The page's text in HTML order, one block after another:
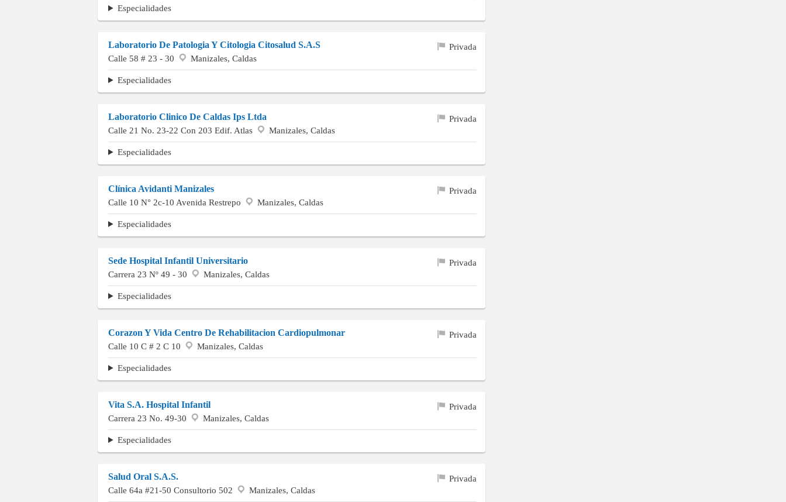
Especialidades
Laboratorio De Patologia Y Citologia Citosalud S.A.S
Privada
Calle 58 # 23 - 30
Manizales, Caldas
Especialidades
Laboratorio Clinico De Caldas Ips Ltda
Privada
Calle 21 No. 23-22 Con 203 Edif. Atlas
Manizales, Caldas
Especialidades
Clínica Avidanti Manizales
Privada
Calle 10 N° 2c-10 Avenida Restrepo
Manizales, Caldas
Especialidades
Sede Hospital Infantil Universitario
Privada
Carrera 23 Nº 49 - 30
Manizales, Caldas
Especialidades
Corazon Y Vida Centro De Rehabilitacion Cardiopulmonar
Privada
Calle 10 C # 2 C 10
Manizales, Caldas
Especialidades
Vita S.A. Hospital Infantil
Privada
Carrera 23 No. 49-30
Manizales, Caldas
Especialidades
Salud Oral S.A.S.
Privada
Calle 64a #21-50 Consultorio 502
Manizales, Caldas